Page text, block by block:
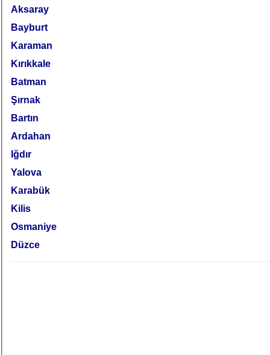
Aksaray
Bayburt
Karaman
Kırıkkale
Batman
Şırnak
Bartın
Ardahan
Iğdır
Yalova
Karabük
Kilis
Osmaniye
Düzce